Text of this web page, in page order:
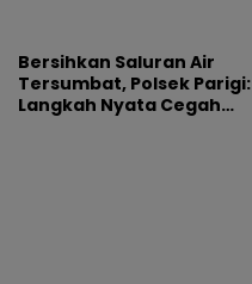
Bersihkan Saluran Air
Tersumbat, Polsek Parigi:
Langkah Nyata Cegah